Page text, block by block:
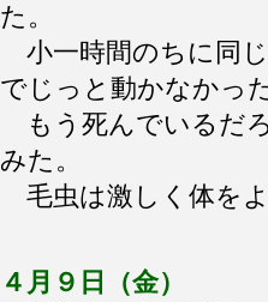
た。
小一時間のちに同
でじっと動かなかっ
もう死んでいるだ
みた。
毛虫は激しく体を
４月９日（金）